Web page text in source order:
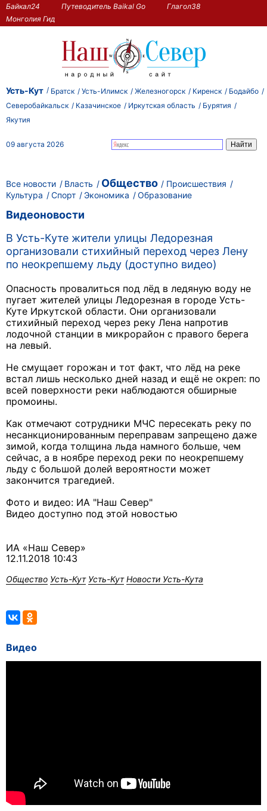
Байкал24 Путеводитель Baikal Go
Глагол38
Монголия Гид
Усть-Кут Братск Усть-Илимск Железногорск Киренск
Бодайбо
Северобайкальск
Казачинское Иркутская область
Бурятия
Якутия
09 августа 2026
Все новости Власть Общество
Происшествия
Культура
Спорт Экономика Образование
Видеоновости
В Усть-Куте жители улицы Ледорезная
организовали стихийный переход через Лену
по неокрепшему льду (доступно видео)
Опасность провалиться под лёд в ледяную воду не
пугает жителей улицы Ледорезная в городе Усть-
Куте Иркутской области. Они организовали
стихийный переход через реку Лена напротив
лодочной станции в микрорайон с правого берега
на левый.
Не смущает горожан и тот факт, что лёд на реке
встал лишь несколько дней назад и ещё не окреп: по
всей поверхности реки наблюдаются обширные
промоины.
Как отмечают сотрудники МЧС пересекать реку по
несанкционированным переправам запрещено даже
зимой, когда толщина льда намного больше, чем
сейчас, а в ноябре переход реки по неокрепшему
льду с большой долей вероятности может
закончится трагедией.
Фото и видео: ИА "Наш Север"
Видео доступно под этой новостью
ИА «Наш Север»
12.11.2018 10:43
Общество Усть-Кут Усть-Кут Новости Усть-Кута
Видео